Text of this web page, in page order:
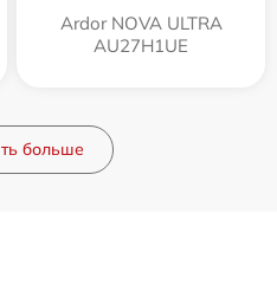
Ardor NOVA ULTRA
AU27H1UE
больше